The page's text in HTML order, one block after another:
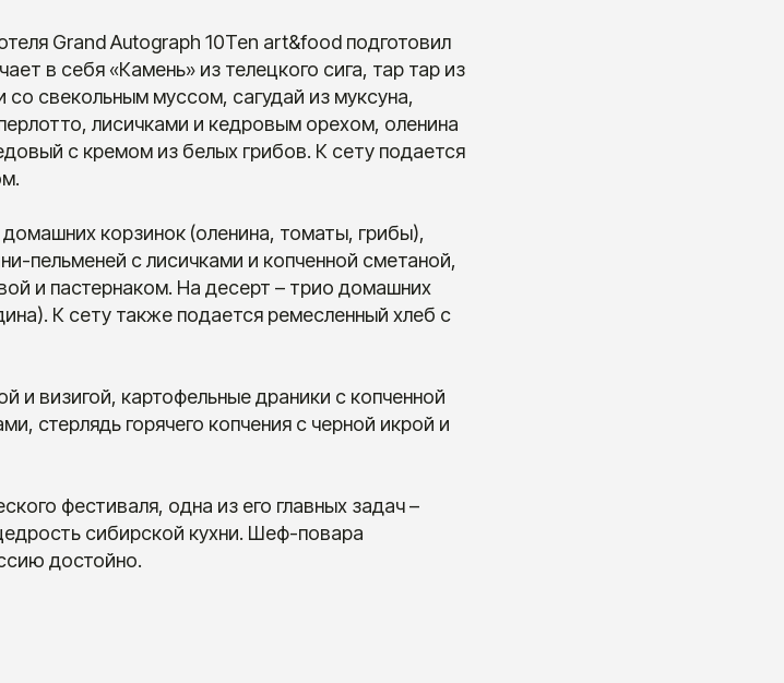
Grand Autograph 10Ten art&food подготовил
в себя «Камень» из телецкого сига, тар тар из
свекольным муссом, сагудай из муксуна,
лисичками и кедровым орехом, оленина
с кремом из белых грибов. К сету подается
корзинок (оленина, томаты, грибы),
пельменей с лисичками и копченной сметаной,
и пастернаком. На десерт – трио домашних
К сету также подается ремесленный хлеб с
и визигой, картофельные драники с копченной
стерлядь горячего копчения с черной икрой и
фестиваля, одна из его главных задач –
сибирской кухни. Шеф-повара
достойно.